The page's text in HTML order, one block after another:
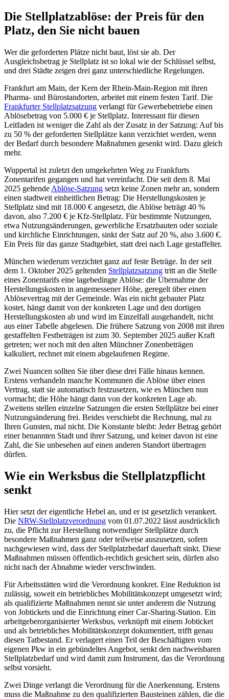
Die Stellplatzablöse: der Preis für den
Platz, den Sie nicht bauen
Wer die geforderten Plätze nicht baut, löst sie ab. Der
Ausgleichsbetrag je Stellplatz ist so lokal wie der Schlüssel selbst,
und drei Städte zeigen drei ganz unterschiedliche Regelungen.
Frankfurt am Main, der Kern der Rhein-Main-Region mit ihren
Pharma- und Bürostandorten, arbeitet mit einem festen Tarif. Die
Frankfurter Stellplatzsatzung verlangt für Gewerbebetriebe einen
Ablösebetrag von 5.000 € je Stellplatz. Interessant für diesen
Leitfaden ist weniger die Zahl als der Zusatz in der Satzung: Auf bis
zu 50 % der geforderten Stellplätze kann verzichtet werden, wenn
der Bedarf durch besondere Maßnahmen gesenkt wird. Dazu gleich
mehr.
Wuppertal ist zuletzt den umgekehrten Weg zu Frankfurts
Zonentarifen gegangen und hat vereinfacht. Die seit dem 8. Mai
2025 geltende Ablöse-Satzung setzt keine Zonen mehr an, sondern
einen stadtweit einheitlichen Betrag: Die Herstellungskosten je
Stellplatz sind mit 18.000 € angesetzt, die Ablöse beträgt 40 %
davon, also 7.200 € je Kfz-Stellplatz. Für bestimmte Nutzungen,
etwa Nutzungsänderungen, gewerbliche Ersatzbauten oder soziale
und kirchliche Einrichtungen, sinkt der Satz auf 20 %, also 3.600 €.
Ein Preis für das ganze Stadtgebiet, statt drei nach Lage gestaffelter.
München wiederum verzichtet ganz auf feste Beträge. In der seit
dem 1. Oktober 2025 geltenden Stellplatzsatzung tritt an die Stelle
eines Zonentarifs eine lagebedingte Ablöse: die Übernahme der
Herstellungskosten in angemessener Höhe, geregelt über einen
Ablösevertrag mit der Gemeinde. Was ein nicht gebauter Platz
kostet, hängt damit von der konkreten Lage und den dortigen
Herstellungskosten ab und wird im Einzelfall ausgehandelt, nicht
aus einer Tabelle abgelesen. Die frühere Satzung von 2008 mit ihren
gestaffelten Festbeträgen ist zum 30. September 2025 außer Kraft
getreten; wer noch mit den alten Münchner Zonenbeträgen
kalkuliert, rechnet mit einem abgelaufenen Regime.
Zwei Nuancen sollten Sie über diese drei Fälle hinaus kennen.
Erstens verhandeln manche Kommunen die Ablöse über einen
Vertrag, statt sie automatisch festzusetzen, wie es München nun
vormacht; die Höhe hängt dann von der konkreten Lage ab.
Zweitens stellen einzelne Satzungen die ersten Stellplätze bei einer
Nutzungsänderung frei. Beides verschiebt die Rechnung, mal zu
Ihren Gunsten, mal nicht. Die Konstante bleibt: Jeder Betrag gehört
einer benannten Stadt und ihrer Satzung, und keiner davon ist eine
Zahl, die Sie unbesehen auf einen anderen Standort übertragen
dürfen.
Wie ein Werksbus die Stellplatzpflicht
senkt
Hier setzt der eigentliche Hebel an, und er ist gesetzlich verankert.
Die NRW-Stellplatzverordnung vom 01.07.2022 lässt ausdrücklich
zu, die Pflicht zur Herstellung notwendiger Stellplätze durch
besondere Maßnahmen ganz oder teilweise auszusetzen, sofern
nachgewiesen wird, dass der Stellplatzbedarf dauerhaft sinkt. Diese
Maßnahmen müssen öffentlich-rechtlich gesichert sein, dürfen also
nicht nach der Abnahme wieder verschwinden.
Für Arbeitsstätten wird die Verordnung konkret. Eine Reduktion ist
zulässig, soweit ein betriebliches Mobilitätskonzept umgesetzt wird;
als qualifizierte Maßnahmen nennt sie unter anderem die Nutzung
von Jobtickets und die Einrichtung einer Car-Sharing-Station. Ein
arbeitgeberorganisierter Werksbus, verknüpft mit einem Jobticket
und als betriebliches Mobilitätskonzept dokumentiert, trifft genau
diesen Tatbestand. Er verlagert einen Teil der Beschäftigten vom
eigenen Pkw in ein gebündeltes Angebot, senkt den nachweisbaren
Stellplatzbedarf und wird damit zum Instrument, das die Verordnung
selbst vorsieht.
Zwei Dinge verlangt die Verordnung für die Anerkennung. Erstens
muss die Maßnahme zu den qualifizierten Bausteinen zählen, die die